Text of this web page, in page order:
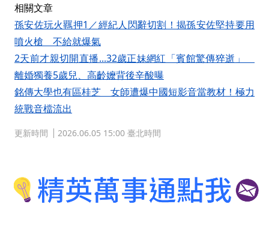
相關文章
孫安佐玩火羈押1／經紀人閃辭切割！揭孫安佐堅持要用
噴火槍 不給就爆氣
2天前才親切開直播...32歲正妹網紅「賓館驚傳猝逝」
離婚獨養5歲兒、高齡嬤背後辛酸曝
銘傳大學也有區桂芝 女師遭爆中國短影音當教材！極力
統戰音檔流出
更新時間 2026.06.05 15:00 臺北時間